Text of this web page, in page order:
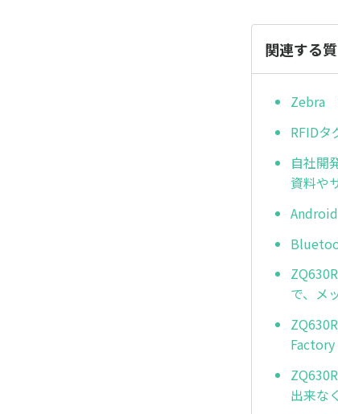
関連する
Zebra
RFIDタ
自社開
資料や
で、メ
出来な